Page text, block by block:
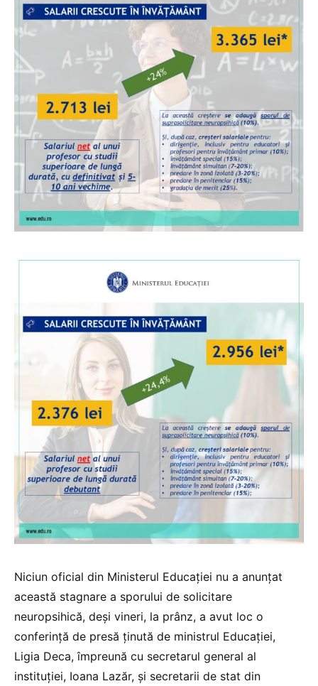
Niciun oficial din Ministerul Educației nu a anunțat
această stagnare a sporului de solicitare
neuropsihică, deși vineri, la prânz, a avut loc o
conferință de presă ținută de ministrul Educației,
Ligia Deca, împreună cu secretarul general al
instituției, Ioana Lazăr, și secretarii de stat din